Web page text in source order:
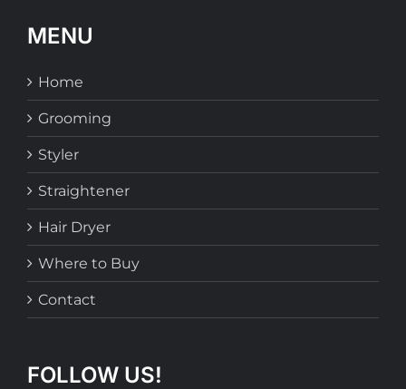
MENU
Home
Grooming
Styler
Straightener
Hair Dryer
Where to Buy
Contact
FOLLOW US!